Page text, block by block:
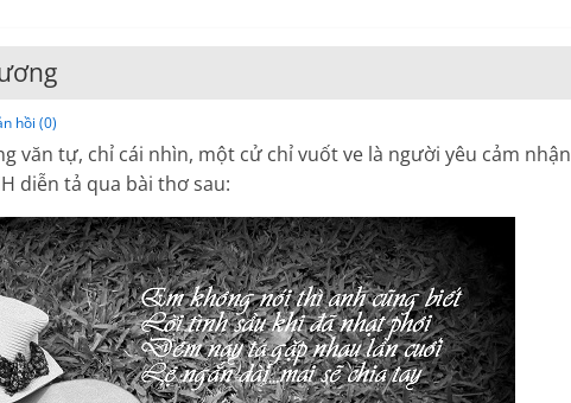
hồi (0)
văn tự, chỉ cái nhìn, một cử chỉ vuốt ve là người yêu cảm nhận
diễn tả qua bài thơ sau: